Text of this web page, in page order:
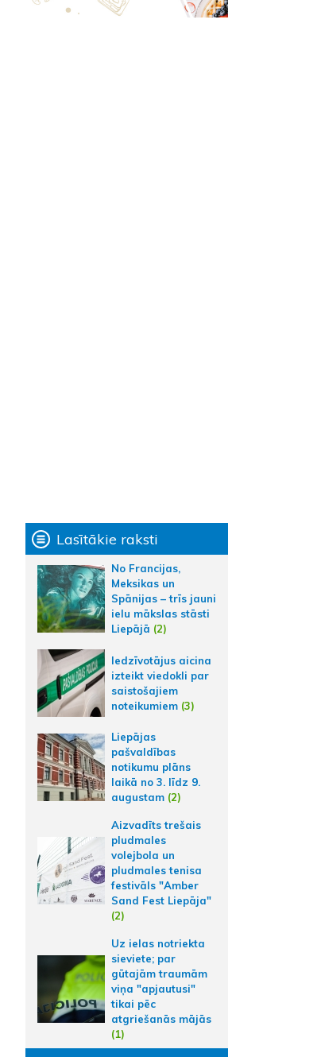
Lasītākie raksti
No Francijas,
Meksikas un
Spānijas – trīs jauni
ielu mākslas stāsti
Liepājā (2)
Iedzīvotājus aicina
izteikt viedokli par
saistošajiem
noteikumiem (3)
Liepājas
pašvaldības
notikumu plāns
laikā no 3. līdz 9.
augustam (2)
Aizvadīts trešais
pludmales
volejbola un
pludmales tenisa
festivāls "Amber
Sand Fest Liepāja"
(2)
Uz ielas notriekta
sieviete; par
gūtajām traumām
viņa "apjautusi"
tikai pēc
atgriešanās mājās
(1)